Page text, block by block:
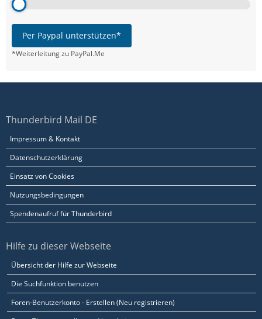
Per Paypal unterstützen*
*Weiterleitung zu PayPal.Me
Thunderbird Mail DE
Impressum & Kontakt
Datenschutzerklärung
Einsatz von Cookies
Nutzungsbedingungen
Spendenaufruf für Thunderbird
Hilfe zu dieser Webseite
Übersicht der Hilfe zur Webseite
Die Suchfunktion benutzen
Foren-Benutzerkonto - Erstellen (Neu registrieren)